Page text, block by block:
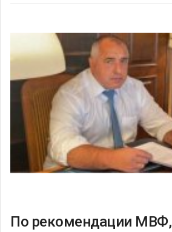
По рекомендации МВФ,